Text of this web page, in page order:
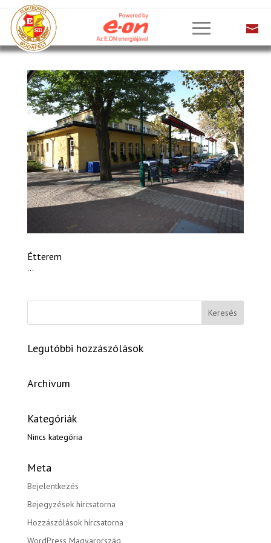
Étterem
...
Legutóbbi hozzászólások
Archívum
Kategóriák
Nincs kategória
Meta
Bejelentkezés
Bejegyzések hírcsatorna
Hozzászólások hírcsatorna
WordPress Magyarország